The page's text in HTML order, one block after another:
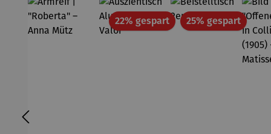
22% gespartRabatt25% gespartRabatt